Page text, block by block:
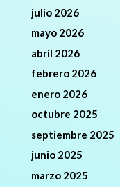
julio 2026
mayo 2026
abril 2026
febrero 2026
enero 2026
octubre 2025
septiembre 2025
junio 2025
marzo 2025